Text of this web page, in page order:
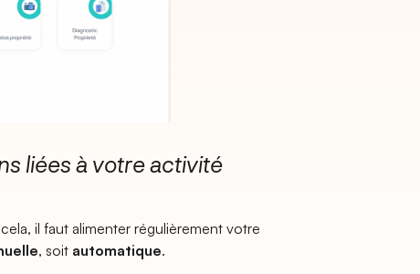
liées à votre activité
il faut alimenter régulièrement votre
, soit automatique.